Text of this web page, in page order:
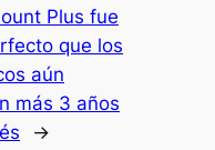
Plus fue
que los
aún
más 3 años
→